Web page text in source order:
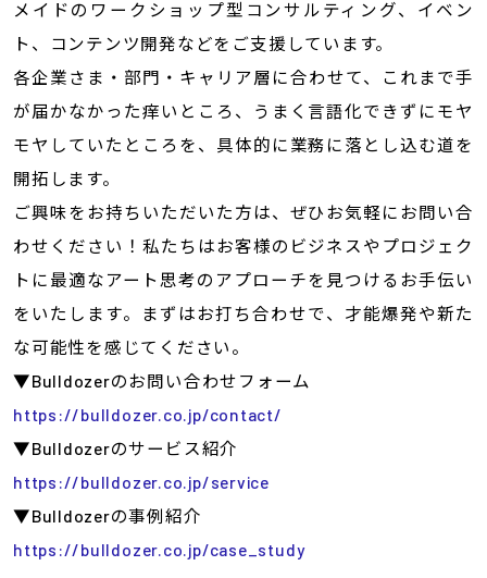
メイドのワークショップ型コンサルティング、イベン
ト、コンテンツ開発などをご支援しています。
各企業さま・部門・キャリア層に合わせて、これまで手
が届かなかった痒いところ、うまく言語化できずにモヤ
モヤしていたところを、具体的に業務に落とし込む道を
開拓します。
ご興味をお持ちいただいた方は、ぜひお気軽にお問い合
わせください！私たちはお客様のビジネスやプロジェク
トに最適なアート思考のアプローチを見つけるお手伝い
をいたします。まずはお打ち合わせで、才能爆発や新た
な可能性を感じてください。
▼Bulldozerのお問い合わせフォーム
https://bulldozer.co.jp/contact/
▼Bulldozerのサービス紹介
https://bulldozer.co.jp/service
▼Bulldozerの事例紹介
https://bulldozer.co.jp/case_study